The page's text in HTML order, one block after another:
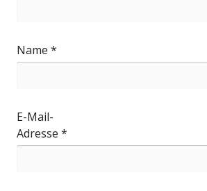
Name *
E-Mail-
Adresse *